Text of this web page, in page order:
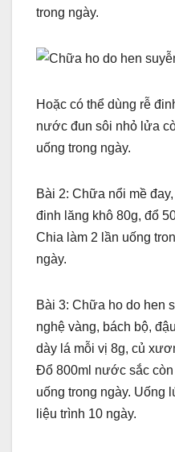
trong ngày.
Hoặc có thể dùng rễ
nước đun sôi nhỏ lửa
uống trong ngày.
Bài 2: Chữa nổi mề
đinh lăng khô 80g, đổ
Chia làm 2 lần uống
ngày.
Bài 3: Chữa ho do hen
nghệ vàng, bách bộ,
dày lá mỗi vị 8g, củ
Đổ 800ml nước sắc
uống trong ngày. Uống
liệu trình 10 ngày.